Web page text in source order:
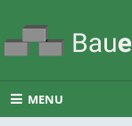
MENU